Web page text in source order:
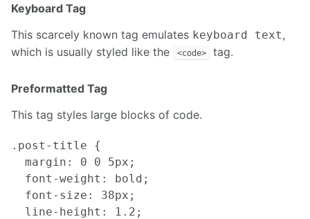
Keyboard Tag
This scarcely known tag emulates keyboard text,
which is usually styled like the
<code> tag.
Preformatted Tag
This tag styles large blocks of code.
.post-title {
  margin: 0 0 5px;
  font-weight: bold;
  font-size: 38px;
  line-height: 1.2;